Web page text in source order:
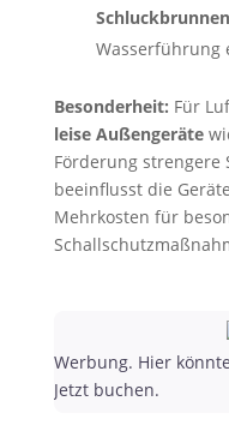
Schluckbrunnen
Wasserführung
Besonderheit: Für
leise Außengeräte
Förderung strengere
beeinflusst die
Mehrkosten für
Werbung. Hier
Jetzt buchen.